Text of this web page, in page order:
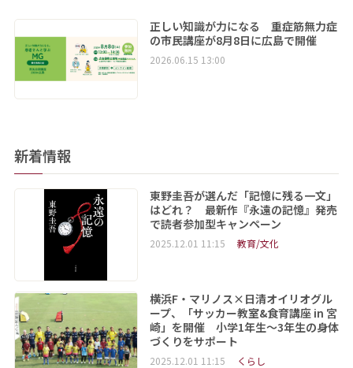
正しい知識が力になる 重症筋無力症
の市民講座が8月8日に広島で開催
2026.06.15 13:00
新着情報
東野圭吾が選んだ「記憶に残る一文」
はどれ？ 最新作『永遠の記憶』発売
で読者参加型キャンペーン
2025.12.01 11:15 教育/文化
横浜F・マリノス×日清オイリオグル
ープ、「サッカー教室&食育講座 in 宮
崎」を開催 小学1年生～3年生の身体
づくりをサポート
2025.12.01 11:15 くらし